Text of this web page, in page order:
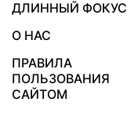
ДЛИННЫЙ ФОКУС
О НАС
ПРАВИЛА
ПОЛЬЗОВАНИЯ
САЙТОМ